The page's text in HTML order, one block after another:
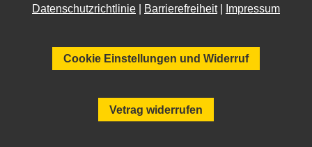
Datenschutzrichtlinie
Barrierefreiheit| Impressum
Cookie Einstellungen und Widerruf
Vetrag widerrufen